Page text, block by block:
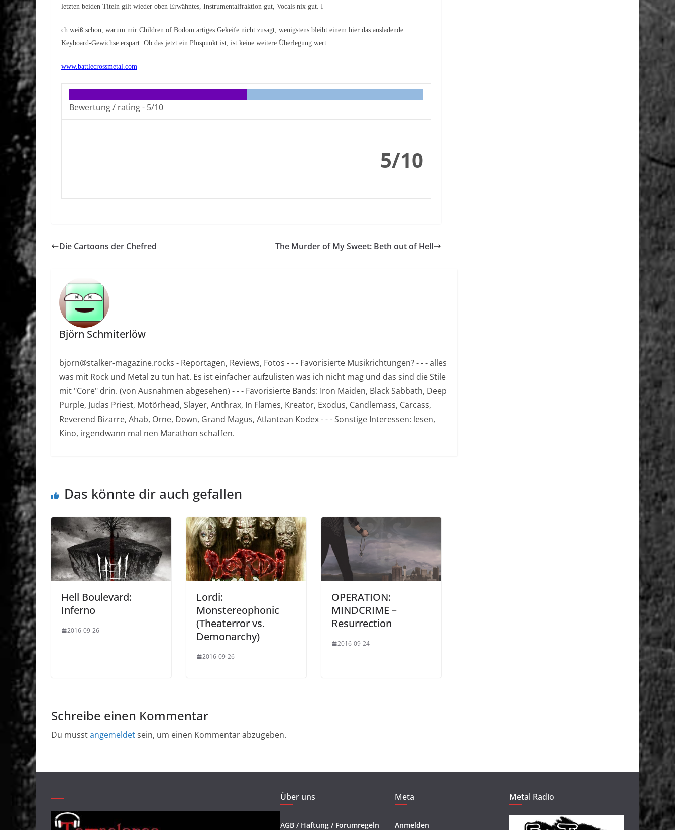
letzten beiden Titeln gilt wieder oben Erwähntes, Instrumentalfraktion gut, Vocals nix gut. I
ch weiß schon, warum mir Children of Bodom artiges Gekeife nicht zusagt, wenigstens bleibt einem hier das ausladende
Keyboard-Gewichse erspart. Ob das jetzt ein Pluspunkt ist, ist keine weitere Überlegung wert.
www.battlecrossmetal.com
Bewertung / rating - 5/10
5/10
Die Cartoons der Chefred The Murder of My Sweet: Beth out of Hell
Björn Schmiterlöw
bjorn@stalker-magazine.rocks - Reportagen, Reviews, Fotos - - - Favorisierte Musikrichtungen? - - - alles
was mit Rock und Metal zu tun hat. Es ist einfacher aufzulisten was ich nicht mag und das sind die Stile
mit "Core" drin. (von Ausnahmen abgesehen) - - - Favorisierte Bands: Iron Maiden, Black Sabbath, Deep
Purple, Judas Priest, Motörhead, Slayer, Anthrax, In Flames, Kreator, Exodus, Candlemass, Carcass,
Reverend Bizarre, Ahab, Orne, Down, Grand Magus, Atlantean Kodex - - - Sonstige Interessen: lesen,
Kino, irgendwann mal nen Marathon schaffen.
Das könnte dir auch gefallen
Hell Boulevard:
Inferno
2016-09-26
Lordi:
Monstereophonic
(Theaterror vs.
Demonarchy)
2016-09-26
OPERATION:
MINDCRIME –
Resurrection
2016-09-24
Schreibe einen Kommentar
Du musstangemeldetsein, um einen Kommentar abzugeben.
Über uns
AGB / Haftung / Forumregeln
Meta
Anmelden
Metal Radio